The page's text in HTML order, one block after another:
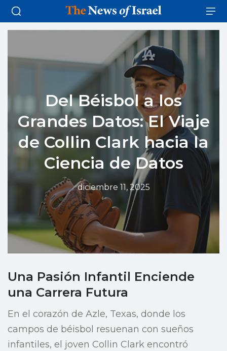
Del Béisbol a los
Grandes Datos: El Viaje
de Collin Clark hacia la
Ciencia de Datos
diciembre 11, 2025
Una Pasión Infantil Enciende
una Carrera Futura
En el corazón de Azle, Texas, donde los
campos de béisbol resuenan con sueños
infantiles, el joven Collin Clark encontró